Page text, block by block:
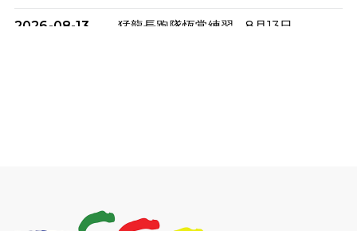
2026-08-13
猛龍長跑隊恆常練習 - 8月13日
2026-07-23
猛龍長跑隊恆常練習 - 7月23日